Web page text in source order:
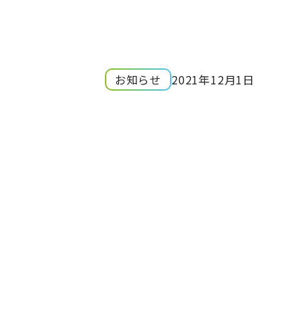
お知らせ 2021年12月1日